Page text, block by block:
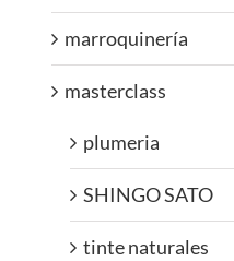
marroquinería
masterclass
plumeria
SHINGO SATO
tinte naturales